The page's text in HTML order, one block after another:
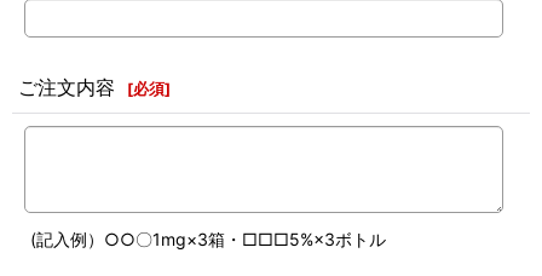
ご注文内容 [必須]
(記入例）○○〇1mg×3箱・□□□5%×3ボトル